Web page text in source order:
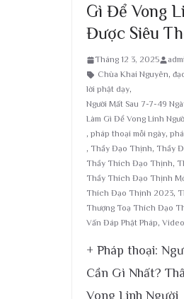
Gì Để Vong
Được Siêu
Tháng 12 3, 2025
Chùa Khai Nguyên,
lời phật dạy,
Người Mất Sau 7-7-49
Làm Gì Để Vong Linh
, pháp thoại mỗi ngày,
, Thầy Đạo Thịnh, Thầy
Thầy Thích Đạo Thịnh,
Thầy Thích Đạo Thịnh
Thích Đạo Thịnh 2023,
Thượng Toạ Thích Đạo
Vấn Đáp Phật Pháp,
+ Pháp thoại:
Cần Gì Nhất?
Vong Linh Người